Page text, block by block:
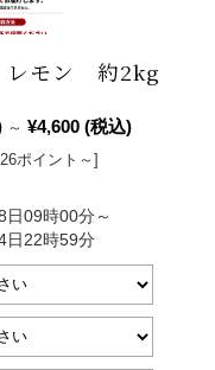
レモン 約2kg
～ ¥4,600 (税込)
ポイント～]
09時00分～
日22時59分